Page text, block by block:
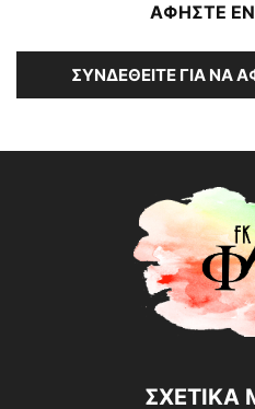
ΑΦΗΣΤΕ
ΣΥΝΔΕΘΕΊΤΕ ΓΙΑ ΝΑ
ΣΧΕΤΙΚΑ